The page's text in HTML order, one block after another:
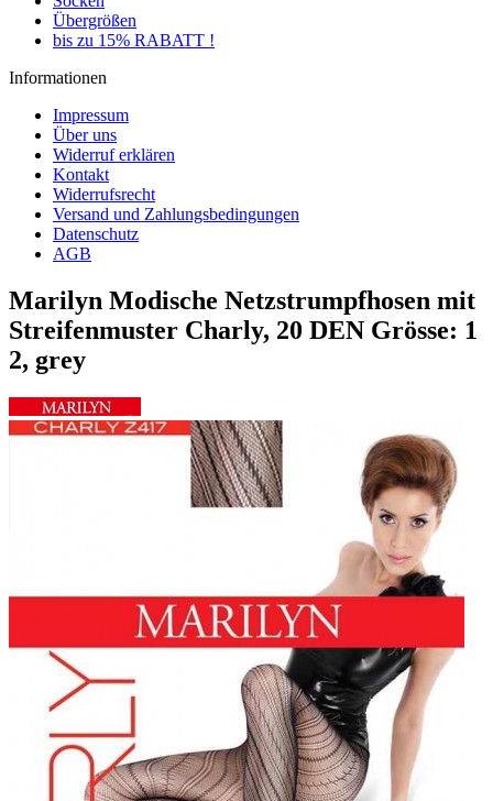
Übergrößen
bis zu 15% RABATT !
Informationen
Impressum
Über uns
Widerruf erklären
Kontakt
Widerrufsrecht
Versand und Zahlungsbedingungen
Datenschutz
AGB
Marilyn Modische Netzstrumpfhosen mit
Streifenmuster Charly, 20 DEN Grösse: 1
2, grey